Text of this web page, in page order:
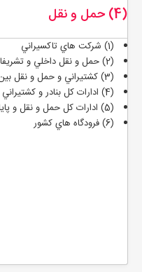
(4) حمل و نقل
(1) شركت هاي تاكسيراني
(2) حمل و نقل داخلي و تشريفات خودرو
(3) كشتيراني و حمل و نقل بين المللي
(4) ادارات كل بنادر و كشتيراني
(5) ادارات كل حمل و نقل و پايانه هاي كشور
(6) فرودگاه هاي كشور